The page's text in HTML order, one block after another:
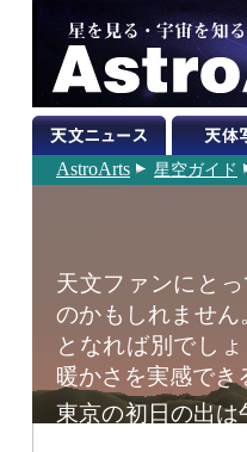
AstroArts 星空ガイド
天文ファンにと
のかもしれませ
となれば別でし
暖かさを実感で
東京の初日の出は